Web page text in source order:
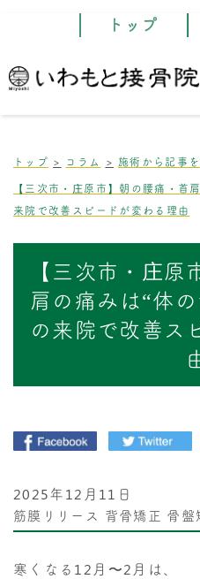
トップ
トップ コラム 施術から記事
【三次市・庄原市】朝の腰痛・首
来院で改善スピードが変わる理由
【三次市・庄
肩の痛みは“体
の来院で改善ス
2025年12月11日
筋膜リリース 背骨矯正 骨盤
寒くなる12月〜2月は、